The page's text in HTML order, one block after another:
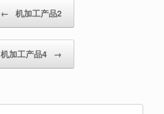
← 机加工产品2
机加工产品4 →